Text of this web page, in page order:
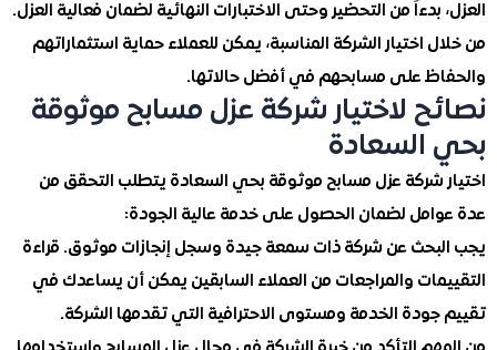
بدءاً من التحضير وحتى الاختبارات النهائية لضمان فعالية العزل.
اختيار الشركة المناسبة، يمكن للعملاء حماية استثماراتهم
على مسابحهم في أفضل حالاتها.
لاختيار شركة عزل مسابح موثوقة
السعادة
شركة عزل مسابح موثوقة بحي السعادة يتطلب التحقق من
لضمان الحصول على خدمة عالية الجودة:
عن شركة ذات سمعة جيدة وسجل إنجازات موثوق. قراءة
والمراجعات من العملاء السابقين يمكن أن يساعدك في
الخدمة ومستوى الاحترافية التي تقدمها الشركة.